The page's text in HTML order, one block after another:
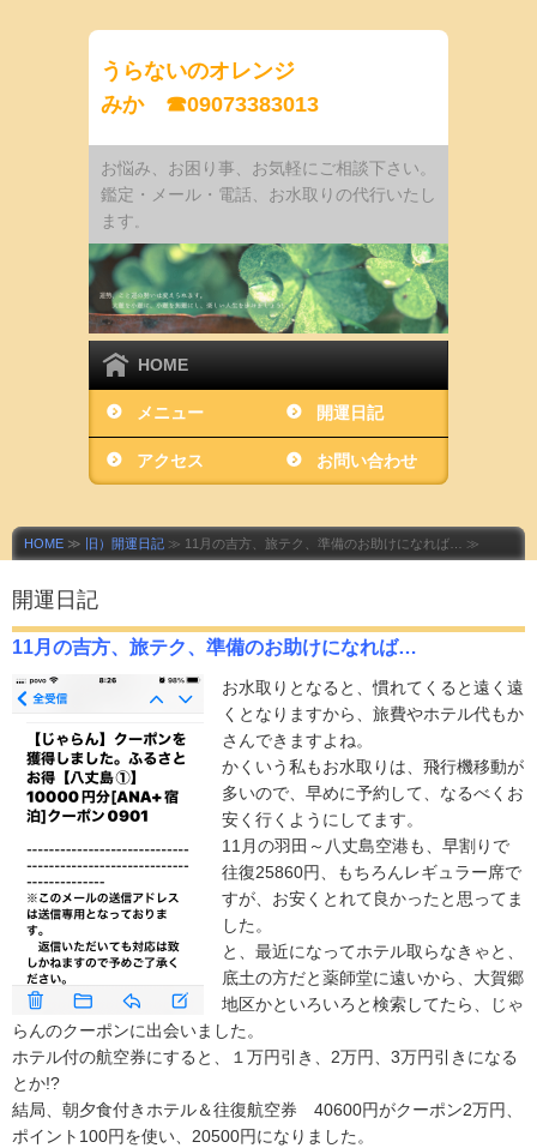
うらないのオレンジ
みか ☎09073383013
お悩み、お困り事、お気軽にご相談下さい。
鑑定・メール・電話、お水取りの代行いたし
ます
HOME
メニュー 開運日記
アクセス お問い合わせ
HOME ≫ 旧）開運日記 ≫ 11月の吉方、旅テク、準備のお助けになれば… ≫
開運日記
11月の吉方、旅テク、準備のお助けになれば…
お水取りとなると、慣れてくると遠く遠
くとなりますから、旅費やホテル代もか
さんできますよね。
かくいう私もお水取りは、飛行機移動が
多いので、早めに予約して、なるべくお
安く行くようにしてます。
11月の羽田～八丈島空港も、早割りで
往復25860円、もちろんレギュラー席で
すが、お安くとれて良かったと思ってま
した。
と、最近になってホテル取らなきゃと、
底土の方だと薬師堂に遠いから、大賀郷
地区かといろいろと検索してたら、じゃ
らんのクーポンに出会いました。
ホテル付の航空券にすると、１万円引き、2万円、3万円引きになる
とか!?
結局、朝夕食付きホテル＆往復航空券 40600円がクーポン2万円、
ポイント100円を使い、20500円になりました。